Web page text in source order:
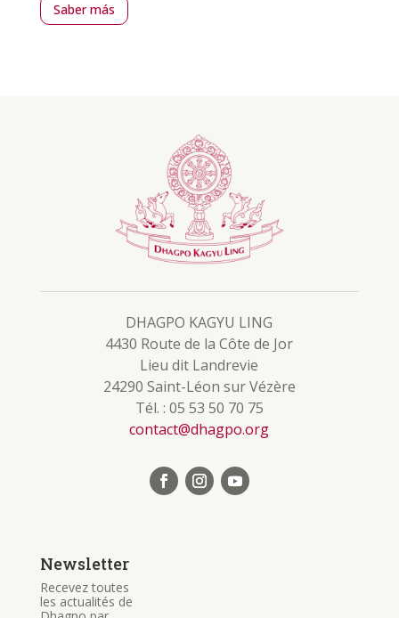
Saber más
DHAGPO KAGYU LING
4430 Route de la Côte de Jor
Lieu dit Landrevie
24290 Saint-Léon sur Vézère
Tél. : 05 53 50 70 75
contact@dhagpo.org
Newsletter
Recevez toutes
les actualités de